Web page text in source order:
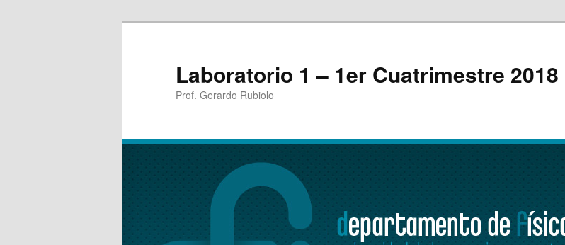
Laboratorio 1 – 1er Cuatrimestre 2018
Prof. Gerardo Rubiolo